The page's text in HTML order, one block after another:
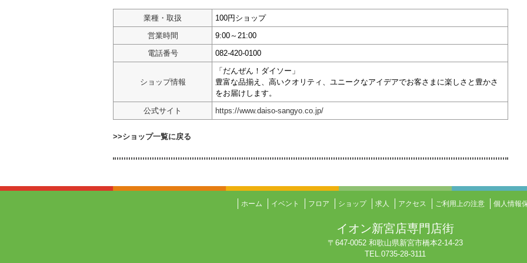
業種・取扱
100円ショップ
営業時間
9:00～21:00
電話番号
082-420-0100
ショップ情報
「だんぜん！ダイソー」
豊富な品揃え、高いクオリティ、ユニークなアイデアでお客さまに楽しさと豊かさ
をお届けします。
公式サイト
https://www.daiso-sangyo.co.jp/
>>ショップ一覧に戻る
ホーム イベント フロア ショップ 求人 アクセス ご利用上の注意 個人情報
イオン新宮店専門店街
〒647-0052 和歌山県新宮市橋本2-14-23
TEL.0735-28-3111